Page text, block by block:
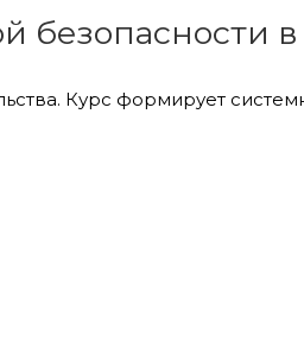
в
Курс формирует